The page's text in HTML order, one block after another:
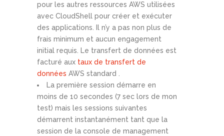
pour les autres ressources AWS utilisées
avec CloudShell pour créer et exécuter
des applications. Il n’y a pas non plus de
frais minimum et aucun engagement
initial requis. Le transfert de données est
facturé aux taux de transfert de
données AWS standard .
La première session démarre en
moins de 10 secondes (7 sec lors de mon
test) mais les sessions suivantes
démarrent instantanément tant que la
session de la console de management